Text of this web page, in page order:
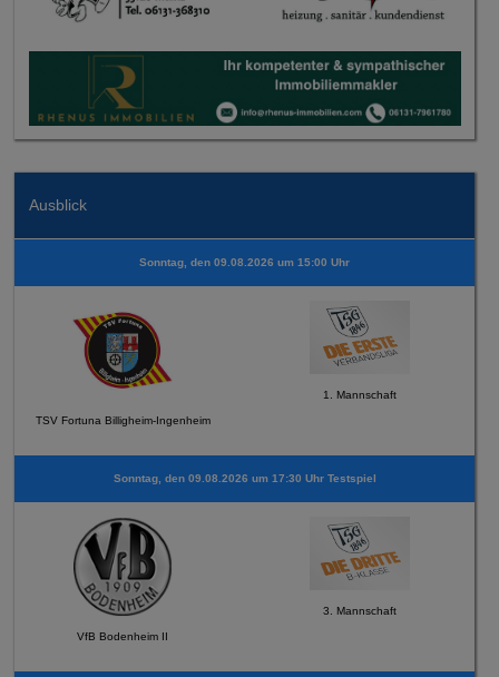
Ausblick
Sonntag, den 09.08.2026 um 15:00 Uhr
TSV Fortuna Billigheim-Ingenheim
1. Mannschaft
Sonntag, den 09.08.2026 um 17:30 Uhr Testspiel
VfB Bodenheim II
3. Mannschaft